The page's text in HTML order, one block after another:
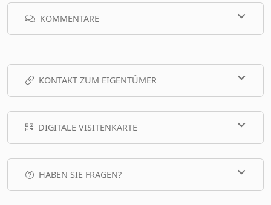
KOMMENTARE
KONTAKT ZUM EIGENTÜMER
DIGITALE VISITENKARTE
HABEN SIE FRAGEN?